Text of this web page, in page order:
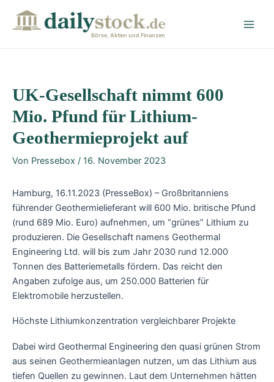
Börse, Aktien und Finanzen
UK-Gesellschaft nimmt 600
Mio. Pfund für Lithium-
Geothermieprojekt auf
Von Pressebox / 16. November 2023
Hamburg, 16.11.2023 (PresseBox) – Großbritanniens
führender Geothermielieferant will 600 Mio. britische Pfund
(rund 689 Mio. Euro) aufnehmen, um “grünes” Lithium zu
produzieren. Die Gesellschaft namens Geothermal
Engineering Ltd. will bis zum Jahr 2030 rund 12.000
Tonnen des Batteriemetalls fördern. Das reicht den
Angaben zufolge aus, um 250.000 Batterien für
Elektromobile herzustellen.
Höchste Lithiumkonzentration vergleichbarer Projekte
Dabei wird Geothermal Engineering den quasi grünen Strom
aus seinen Geothermieanlagen nutzen, um das Lithium aus
tiefen Quellen zu gewinnen. Laut dem Unternehmen hätten